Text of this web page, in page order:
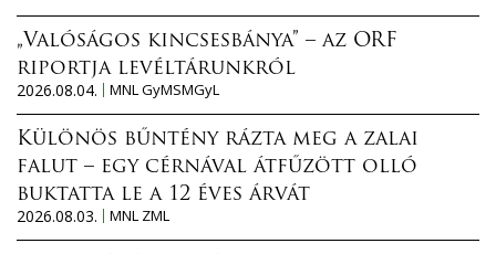
„Valóságos kincsesbánya” – az ORF
riportja levéltárunkról
2026.08.04.
MNL GyMSMGyL
Különös bűntény rázta meg a zalai
falut – egy cérnával átfűzött olló
buktatta le a 12 éves árvát
2026.08.03.
MNL ZML